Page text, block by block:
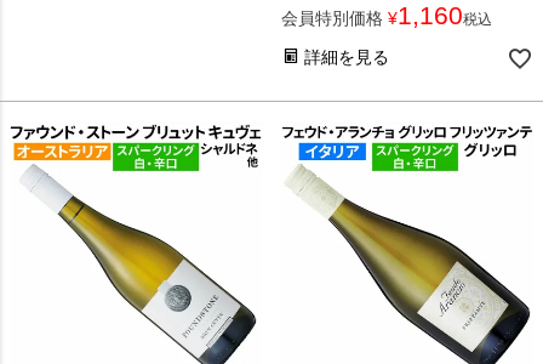
会員特別価格 ¥1,160税込
詳細を見る